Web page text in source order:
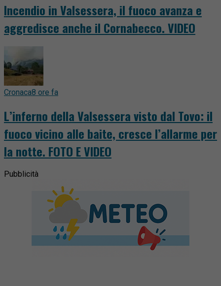
Incendio in Valsessera, il fuoco avanza e
aggredisce anche il Cornabecco. VIDEO
Cronaca8 ore fa
L’inferno della Valsessera visto dal Tovo: il
fuoco vicino alle baite, cresce l’allarme per
la notte. FOTO E VIDEO
Pubblicità